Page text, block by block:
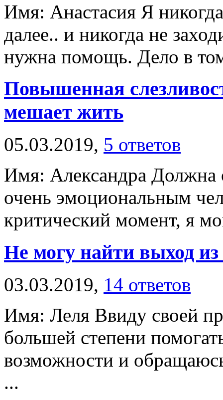
Имя: Анастасия Я
далее.. и никогда не
нужна помощь. Дело в
Повышенная
мешает жить
05.03.2019, 5 ответов
Имя: Александра Должна
очень эмоциональным
критический момент, я
Не могу найти выход
03.03.2019, 14 ответов
Имя: Леля Ввиду своей
большей степени
возможности и
...